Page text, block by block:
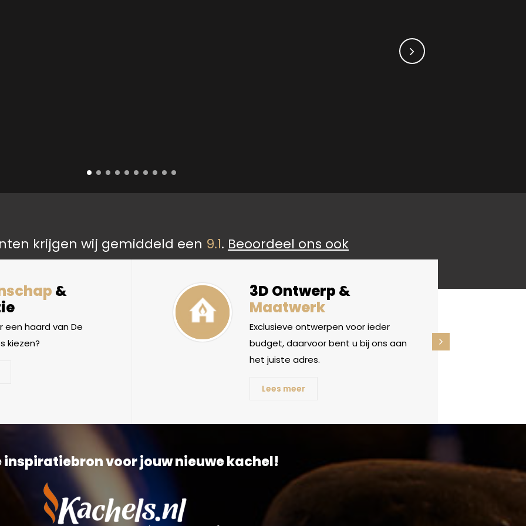
krijgen wij gemiddeld een 9.1. Beoordeel ons ook
&
een haard van De
kiezen?
3D Ontwerp &
Maatwerk
Exclusieve ontwerpen voor ieder
budget, daarvoor bent u bij ons aan
het juiste adres.
Lees meer
inspiratiebron voor jouw nieuwe kachel!